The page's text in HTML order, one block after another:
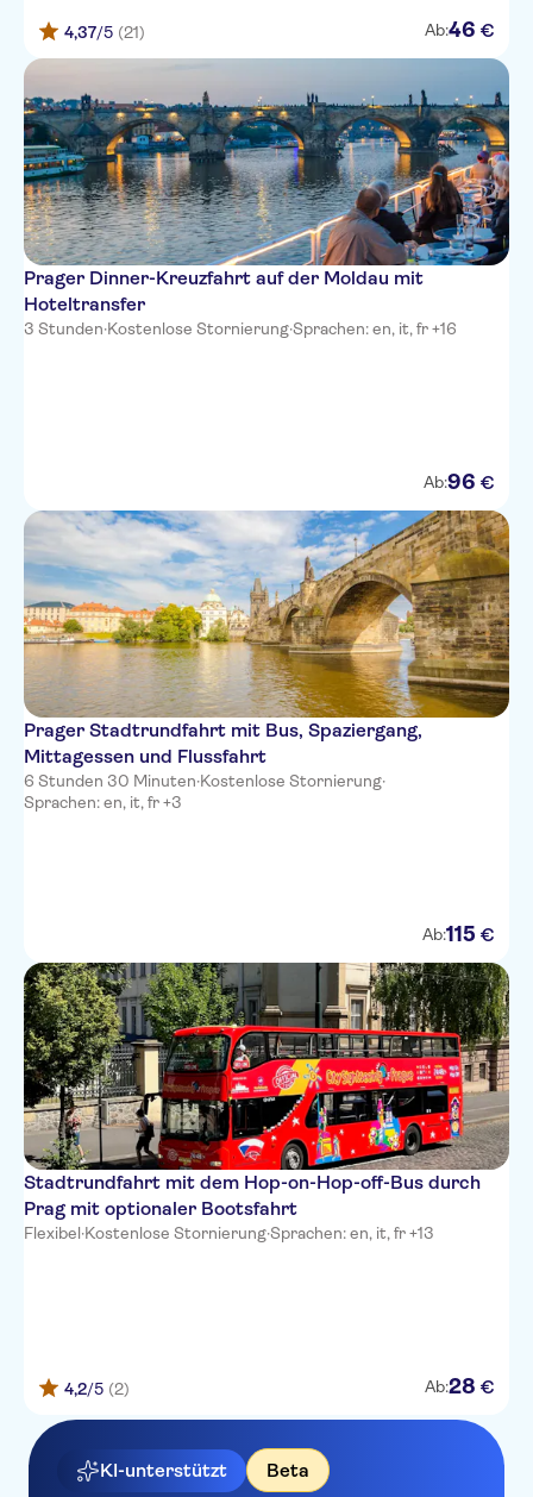
4,37/5 (21) Ab:46 €
Prager Dinner-Kreuzfahrt auf der Moldau mit
Hoteltransfer
3 Stunden·Kostenlose Stornierung·Sprachen: en, it, fr +16
Ab:96 €
Prager Stadtrundfahrt mit Bus, Spaziergang,
Mittagessen und Flussfahrt
6 Stunden 30 Minuten·Kostenlose Stornierung·
Sprachen: en, it, fr +3
Ab:115 €
Stadtrundfahrt mit dem Hop-on-Hop-off-Bus durch
Prag mit optionaler Bootsfahrt
Flexibel·Kostenlose Stornierung·Sprachen: en, it, fr +13
4,2/5 (2) Ab:28 €
KI-unterstützt Beta